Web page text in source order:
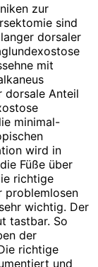
zur
sind
dorsaler
mit
dorsale Anteil
minimal-
wird in
Füße über
richtige
problemlosen
wichtig. Der
tastbar. So
der
richtige
und